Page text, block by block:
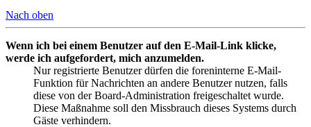
Nach oben
Wenn ich bei einem Benutzer auf den E-Mail-Link klicke,
werde ich aufgefordert, mich anzumelden.
Nur registrierte Benutzer dürfen die foreninterne E-Mail-
Funktion für Nachrichten an andere Benutzer nutzen, falls
diese von der Board-Administration freigeschaltet wurde.
Diese Maßnahme soll den Missbrauch dieses Systems durch
Gäste verhindern.